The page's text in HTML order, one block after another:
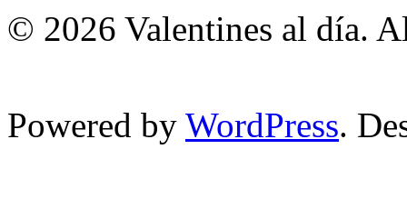
© 2026 Valentines al día.
Powered by WordPress.